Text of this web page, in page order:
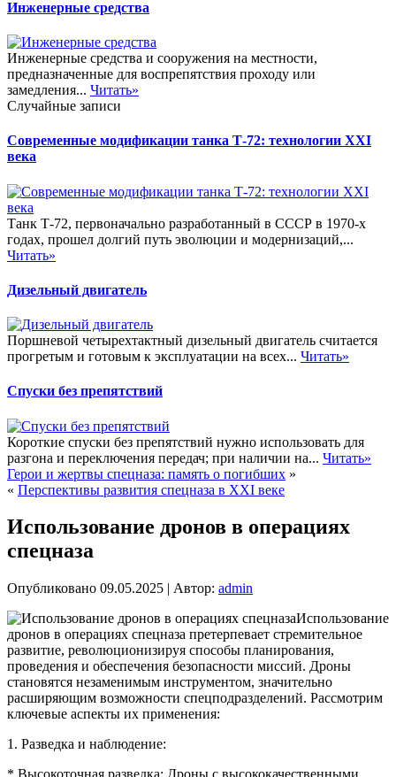
Инженерные средства
Инженерные средства и сооружения на местности,
предназначенные для воспрепятствия проходу или
замедления... Читать»
Случайные записи
Современные модификации танка Т-72: технологии XXI
века
Танк Т-72, первоначально разработанный в СССР в 1970-х
годах, прошел долгий путь эволюции и модернизаций,...
Читать»
Дизельный двигатель
Поршневой четырехтактный дизельный двигатель считается
прогретым и готовым к эксплуатации на всех... Читать»
Спуски без препятствий
Короткие спуски без препятствий нужно использовать для
разгона и переключения передач; при наличии на... Читать»
Герои и жертвы спецназа: память о погибших »
« Перспективы развития спецназа в XXI веке
Использование дронов в операциях
спецназа
Опубликовано 09.05.2025 | Автор: admin
Использование
дронов в операциях спецназа претерпевает стремительное
развитие, революционизируя способы планирования,
проведения и обеспечения безопасности миссий. Дроны
становятся незаменимым инструментом, значительно
расширяющим возможности спецподразделений. Рассмотрим
ключевые аспекты их применения:
1. Разведка и наблюдение: